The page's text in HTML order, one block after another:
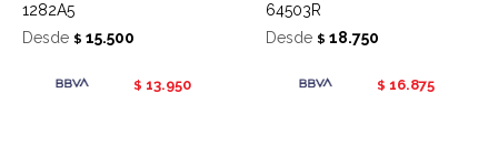
1282A5
Desde $ 15.500
$ 13.950
64503R
Desde $ 18.750
$ 16.875